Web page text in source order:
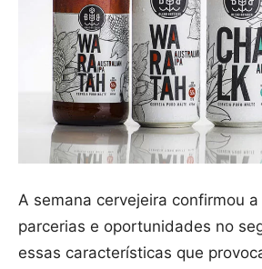
A semana cervejeira confirmou
parcerias e oportunidades no
essas características que